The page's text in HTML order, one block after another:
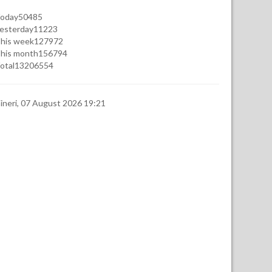
50485
11223
week127972
month156794
13206554
07 August 2026 19:21